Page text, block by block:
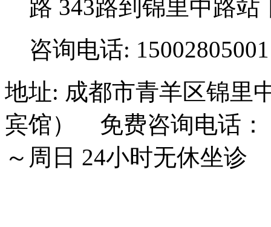
路 343路到锦里中路站
咨询电话: 15002805001
地址: 成都市青羊区锦里
宾馆） 免费咨询电话：
～周日 24小时无休坐诊